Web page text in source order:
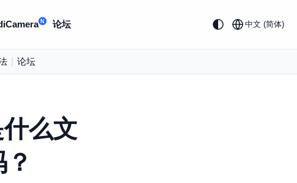
N 论坛 中文 (简体)
论坛
么文